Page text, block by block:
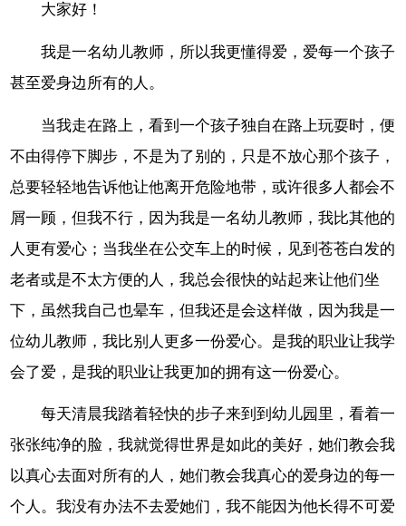
大家好！
我是一名幼儿教师，所以我更懂得爱，爱每一个孩子
甚至爱身边所有的人。
当我走在路上，看到一个孩子独自在路上玩耍时，便
不由得停下脚步，不是为了别的，只是不放心那个孩子，
总要轻轻地告诉他让他离开危险地带，或许很多人都会不
屑一顾，但我不行，因为我是一名幼儿教师，我比其他的
人更有爱心；当我坐在公交车上的时候，见到苍苍白发的
老者或是不太方便的人，我总会很快的站起来让他们坐
下，虽然我自己也晕车，但我还是会这样做，因为我是一
位幼儿教师，我比别人更多一份爱心。是我的职业让我学
会了爱，是我的职业让我更加的拥有这一份爱心。
每天清晨我踏着轻快的步子来到到幼儿园里，看着一
张张纯净的脸，我就觉得世界是如此的美好，她们教会我
以真心去面对所有的人，她们教会我真心的爱身边的每一
个人。我没有办法不去爱她们，我不能因为他长得不可爱